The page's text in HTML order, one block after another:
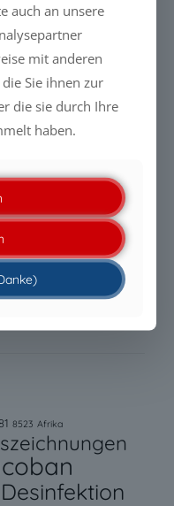
Warum die
wird
Warum die
wird
entscheidende
Anforderungen an
8523 Afrika
Desinfektion
auch an unsere
mit anderen
Sie ihnen zur
die sie durch Ihre
haben.